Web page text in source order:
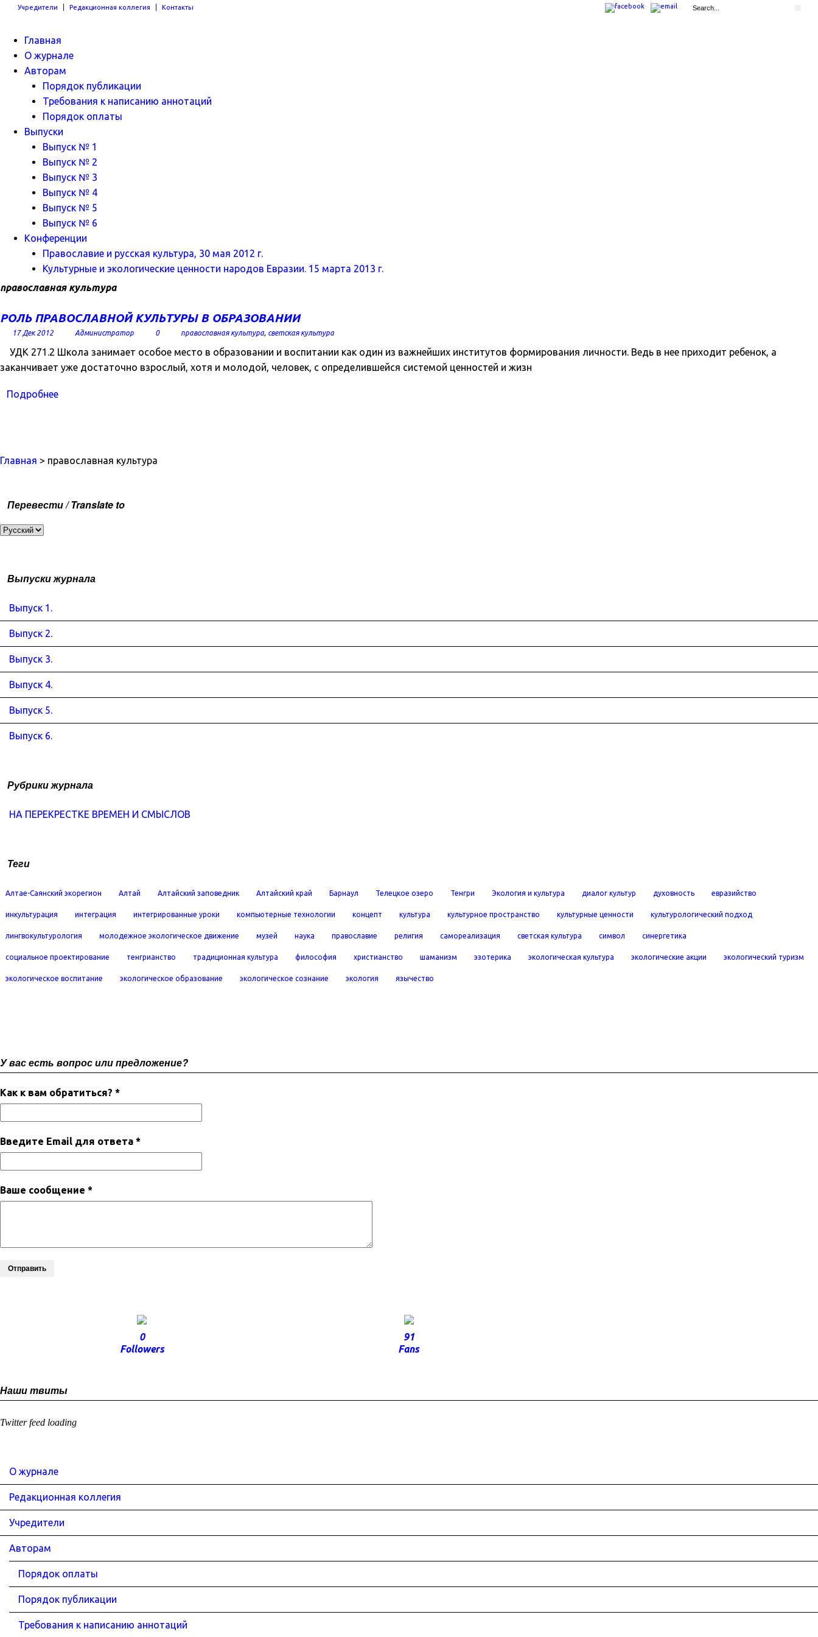
Учредители Редакционная коллегия Контакты
Главная
О журнале
Авторам
Порядок публикации
Требования к написанию аннотаций
Порядок оплаты
Выпуски
Выпуск № 1
Выпуск № 2
Выпуск № 3
Выпуск № 4
Выпуск № 5
Выпуск № 6
Конференции
Православие и русская культура, 30 мая 2012 г.
Культурные и экологические ценности народов Евразии. 15 марта 2013 г.
православная культура
РОЛЬ ПРАВОСЛАВНОЙ КУЛЬТУРЫ В ОБРАЗОВАНИИ
17 Дек 2012 Администратор 0 православная культура, светская культура
УДК 271.2 Школа занимает особое место в образовании и воспитании как один из важнейших институтов формирования личности. Ведь в нее приходит ребенок, а
заканчивает уже достаточно взрослый, хотя и молодой, человек, с определившейся системой ценностей и жизн
Подробнее
Главная > православная культура
Перевести / Translate to
Выпуски журнала
Выпуск 1.
Выпуск 2.
Выпуск 3.
Выпуск 4.
Выпуск 5.
Выпуск 6.
Рубрики журнала
НА ПЕРЕКРЕСТКЕ ВРЕМЕН И СМЫСЛОВ
Теги
Алтае-Саянский экорегион Алтай Алтайский заповедник Алтайский край Барнаул Телецкое озеро Тенгри Экология и культура диалог культур духовность евразийство
инкультурация интеграция интегрированные уроки компьютерные технологии концепт культура культурное пространство культурные ценности культурологический подход
лингвокультурология молодежное экологическое движение музей наука православие религия самореализация светская культура символ синергетика
социальное проектирование тенгрианство традиционная культура философия христианство шаманизм эзотерика экологическая культура экологические акции экологический туризм
экологическое воспитание экологическое образование экологическое сознание экология язычество
У вас есть вопрос или предложение?
Как к вам обратиться? *
Введите Email для ответа *
Ваше сообщение *
Отправить
0
Followers
91
Fans
Наши твиты
Twitter feed loading
О журнале
Редакционная коллегия
Учредители
Авторам
Порядок оплаты
Порядок публикации
Требования к написанию аннотаций